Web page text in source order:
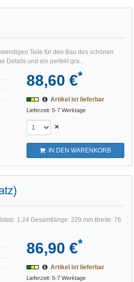
Teile für den Bau des schönen
Details und ein perfekt gra...
88,60 €*
Artikel ist lieferbar
Lieferzeit: 5-7 Werktage
×
IN DEN WARENKORB
1:24 Gesamtlänge: 229 mm Breite: 76
86,90 €*
Artikel ist lieferbar
Lieferzeit: 5-7 Werktage